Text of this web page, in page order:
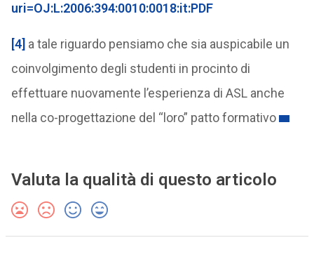
uri=OJ:L:2006:394:0010:0018:it:PDF
[4] a tale riguardo pensiamo che sia auspicabile un
coinvolgimento degli studenti in procinto di
effettuare nuovamente l’esperienza di ASL anche
nella co-progettazione del “loro” patto formativo
Valuta la qualità di questo articolo